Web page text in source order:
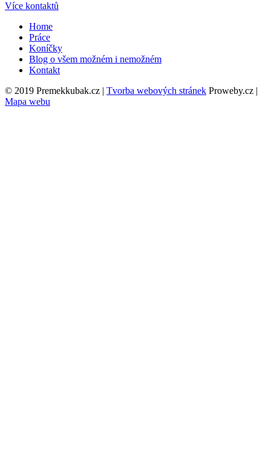
Více kontaktů
Home
Práce
Koníčky
Blog o všem možném i nemožném
Kontakt
© 2019 Premekkubak.cz | Tvorba webových stránek Proweby.cz |
Mapa webu